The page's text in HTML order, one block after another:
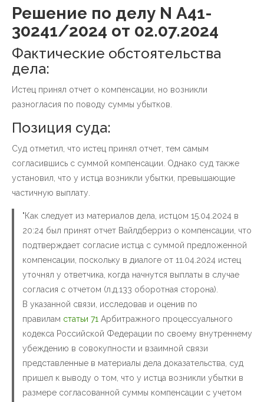
Решение по делу N А41-
30241/2024 от 02.07.2024
Фактические обстоятельства
дела:
Истец принял отчет о компенсации, но возникли
разногласия по поводу суммы убытков.
Позиция суда:
Суд отметил, что истец принял отчет, тем самым
согласившись с суммой компенсации. Однако суд также
установил, что у истца возникли убытки, превышающие
частичную выплату.
"Как следует из материалов дела, истцом 15.04.2024 в
20:24 был принят отчет Вайлдберриз о компенсации, что
подтверждает согласие истца с суммой предложенной
компенсации, поскольку в диалоге от 11.04.2024 истец
уточнял у ответчика, когда начнутся выплаты в случае
согласия с отчетом (л.д.133 оборотная сторона).
В указанной связи, исследовав и оценив по
правилам статьи 71Арбитражного процессуального
кодекса Российской Федерации по своему внутреннему
убеждению в совокупности и взаимной связи
представленные в материалы дела доказательства, суд
пришел к выводу о том, что у истца возникли убытки в
размере согласованной суммы компенсации с учетом